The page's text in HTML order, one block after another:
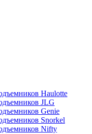
Haulotte
JLG
Genie
Snorkel
Nifty